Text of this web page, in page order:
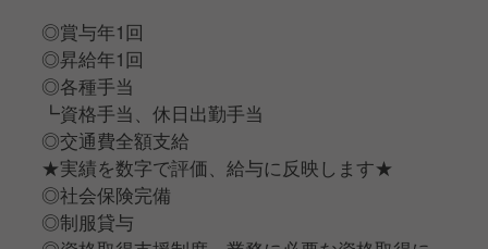
◎賞与年1回
◎昇給年1回
◎各種手当
┗資格手当、休日出勤手当
◎交通費全額支給
★実績を数字で評価、給与に反映します★
◎社会保険完備
◎制服貸与